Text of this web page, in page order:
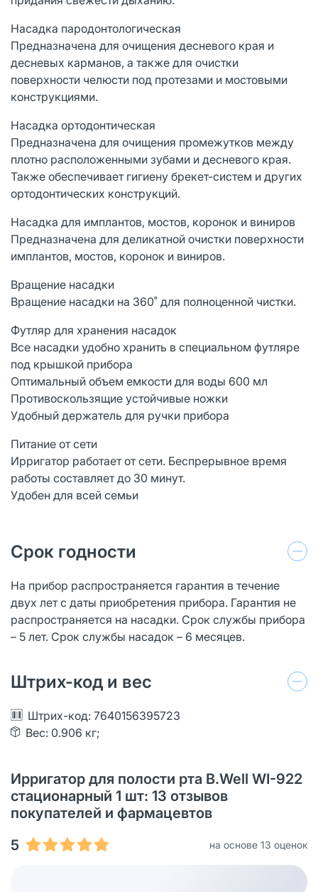
Насадка пародонтологическая
Предназначена для очищения десневого края и
десневых карманов, а также для очистки
поверхности челюсти под протезами и мостовыми
конструкциями.
Насадка ортодонтическая
Предназначена для очищения промежутков между
плотно расположенными зубами и десневого края.
Также обеспечивает гигиену брекет-систем и других
ортодонтических конструкций.
Насадка для имплантов, мостов, коронок и виниров
Предназначена для деликатной очистки поверхности
имплантов, мостов, коронок и виниров.
Вращение насадки
Вращение насадки на 360˚ для полноценной чистки.
Футляр для хранения насадок
Все насадки удобно хранить в специальном футляре
под крышкой прибора
Оптимальный объем емкости для воды 600 мл
Противоскользящие устойчивые ножки
Удобный держатель для ручки прибора
Питание от сети
Ирригатор работает от сети. Беспрерывное время
работы составляет до 30 минут.
Удобен для всей семьи
Срок годности
На прибор распространяется гарантия в течение
двух лет с даты приобретения прибора. Гарантия не
распространяется на насадки. Срок службы прибора
– 5 лет. Срок службы насадок – 6 месяцев.
Штрих-код и вес
Штрих-код: 7640156395723
Вес: 0.906 кг;
Ирригатор для полости рта B.Well WI-922
стационарный 1 шт: 13 отзывов
покупателей и фармацевтов
5
на основе 13 оценок